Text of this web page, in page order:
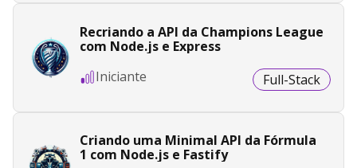
Recriando a API da Champions League
com Node.js e Express
Iniciante
Full-Stack
Criando uma Minimal API da Fórmula
1 com Node.js e Fastify